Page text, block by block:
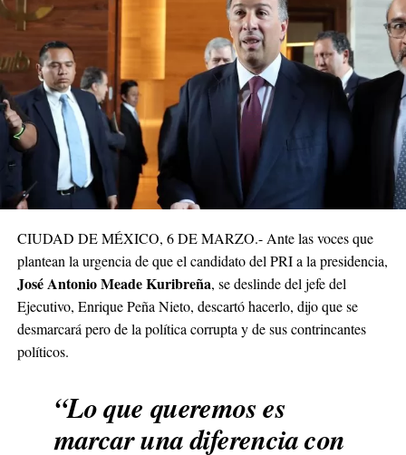
CIUDAD DE MÉXICO, 6 DE MARZO.- Ante las voces que
plantean la urgencia de que el candidato del PRI a la presidencia,
José Antonio Meade Kuribreña, se deslinde del jefe del
Ejecutivo, Enrique Peña Nieto, descartó hacerlo, dijo que se
desmarcará pero de la política corrupta y de sus contrincantes
políticos.
“Lo que queremos es
marcar una diferencia con